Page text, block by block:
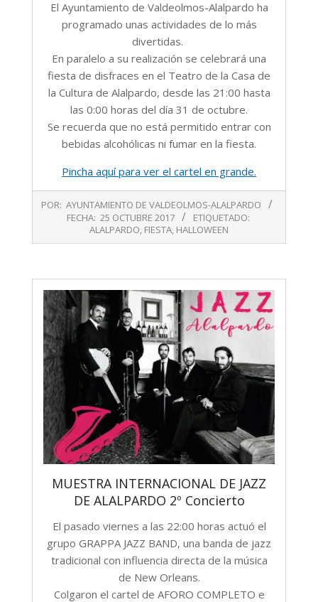
El Ayuntamiento de Valdeolmos-Alalpardo ha
programado unas actividades de lo más
divertidas.
En paralelo a su realización se celebrará una
fiesta de disfraces en el Teatro de la Casa de
la Cultura de Alalpardo, desde las 21:00 hasta
las 0:00 horas del día 31 de octubre.
Se recuerda que no está permitido entrar con
bebidas alcohólicas ni fumar en la fiesta.
Pincha aquí para ver el cartel en grande.
10-
POR: AYUNTAMIENTO DE VALDEOLMOS-ALALPARDO
FECHA: 25 OCTUBRE 2017
ETIQUETADO:
ALALPARDO FIESTA HALLOWEEN
MUESTRA INTERNACIONAL DE JAZZ
DE ALALPARDO 2º Concierto
El pasado viernes a las 22:00 horas actuó el
grupo GRAPPA JAZZ BAND, una banda de jazz
tradicional con influencia directa de la música
de New Orleans.
Colgaron el cartel de AFORO COMPLETO e